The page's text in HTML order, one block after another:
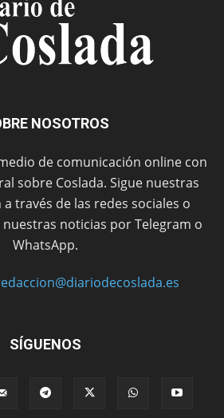
NOSOTROS
de comunicación online con
sobre Coslada. Sigue nuestras
través de las redes sociales o
noticias por Telegram o
WhatsApp.
SÍGUENOS